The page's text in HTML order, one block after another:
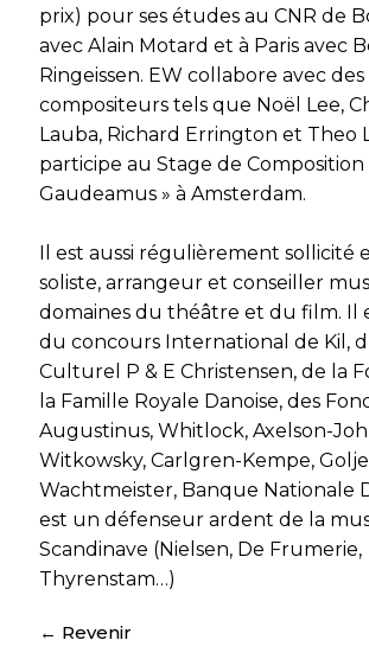
prix) pour ses études au CNR de
avec Alain Motard et à Paris avec
Ringeissen. EW collabore avec des
compositeurs tels que Noël Lee,
Lauba, Richard Errington et Theo
participe au Stage de Composition
Gaudeamus » à Amsterdam.
Il est aussi régulièrement sollicité
soliste, arrangeur et conseiller
domaines du théâtre et du film. Il
du concours International de Kil,
Culturel P & E Christensen, de la
la Famille Royale Danoise, des
Augustinus, Whitlock, Axelson-
Witkowsky, Carlgren-Kempe,
Wachtmeister, Banque Nationale
est un défenseur ardent de la
Scandinave (Nielsen, De Frumerie,
Thyrenstam…)